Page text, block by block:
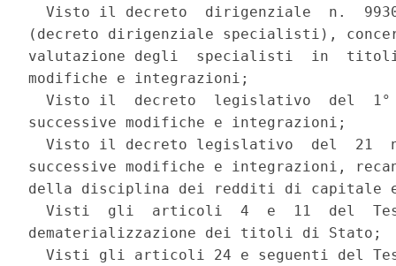
Visto il decreto  dirigenziale  n.
(decreto dirigenziale specialisti),
valutazione degli  specialisti  in  titoli
modifiche e integrazioni;
Visto il  decreto  legislativo  del
successive modifiche e integrazioni;
Visto il decreto legislativo  del  21
successive modifiche e integrazioni,
della disciplina dei redditi di
Visti  gli  articoli  4  e  11  del
dematerializzazione dei titoli di Stato;
Visti gli articoli 24 e seguenti del